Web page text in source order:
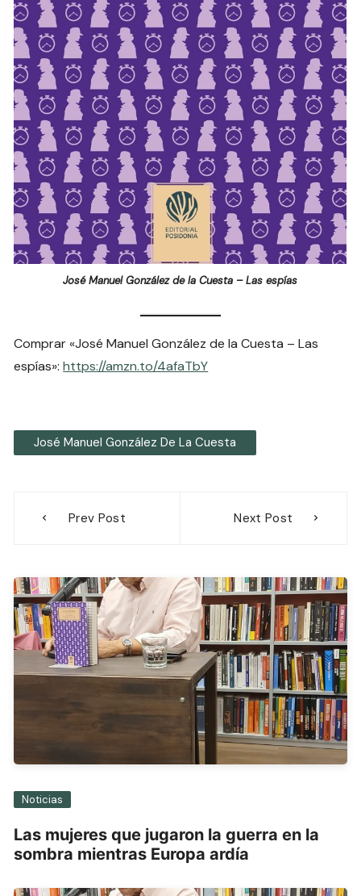
José Manuel González de la Cuesta – Las espías
Comprar «José Manuel González de la Cuesta – Las
espías»:https://amzn.to/4afaTbY
José Manuel González De La Cuesta
Prev Post Next Post
Noticias
Las mujeres que jugaron la guerra en la
sombra mientras Europa ardía